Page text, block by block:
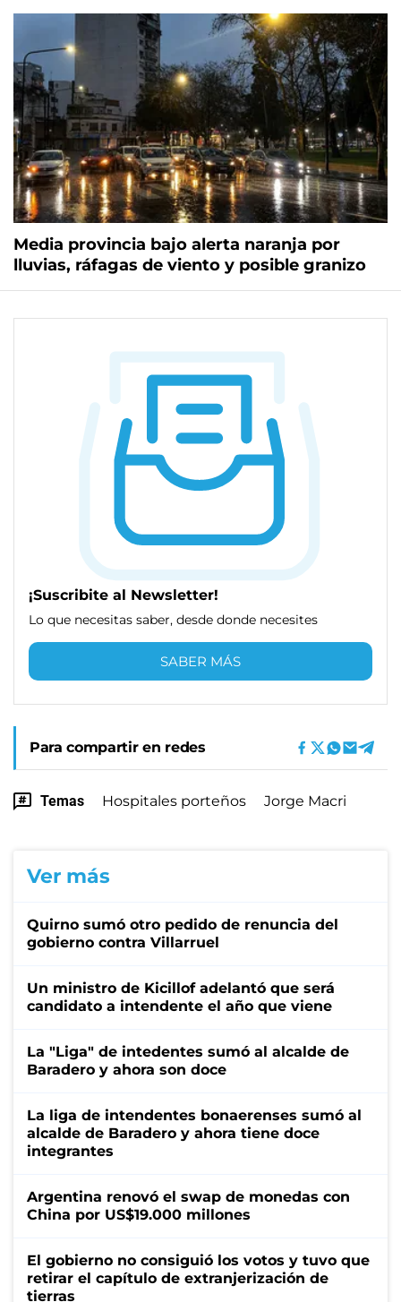
Media provincia bajo alerta naranja por
lluvias, ráfagas de viento y posible granizo
¡Suscribite al Newsletter!
Lo que necesitas saber, desde donde necesites
SABER MÁS
Para compartir en redes
Temas Hospitales porteños Jorge Macri
Ver más
Quirno sumó otro pedido de renuncia del
gobierno contra Villarruel
Un ministro de Kicillof adelantó que será
candidato a intendente el año que viene
La "Liga" de intedentes sumó al alcalde de
Baradero y ahora son doce
La liga de intendentes bonaerenses sumó al
alcalde de Baradero y ahora tiene doce
integrantes
Argentina renovó el swap de monedas con
China por US$19.000 millones
El gobierno no consiguió los votos y tuvo que
retirar el capítulo de extranjerización de
tierras